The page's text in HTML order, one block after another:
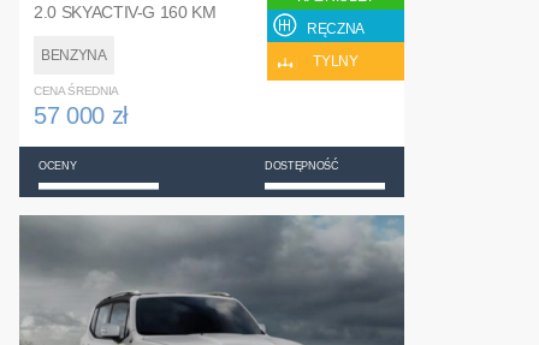
2.0 SKYACTIV-G 160 KM
BENZYNA
RĘCZNA
TYLNY
CENA ŚREDNIA
57 000 zł
OCENY DOSTĘPNOŚĆ